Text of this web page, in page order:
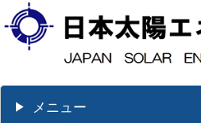
メニュー